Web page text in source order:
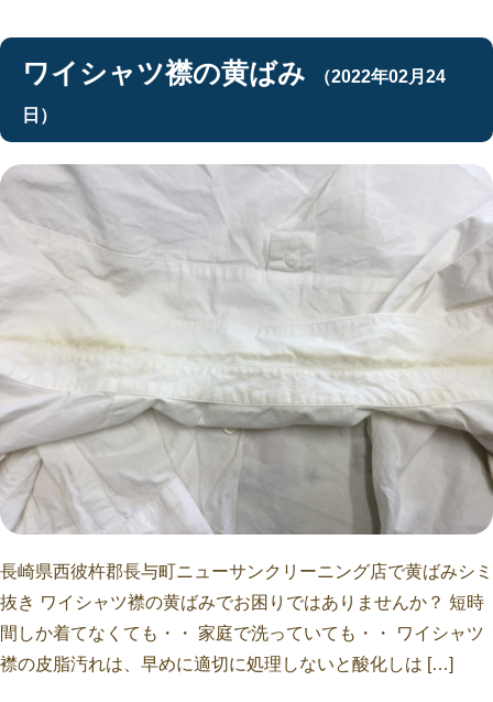
ワイシャツ襟の黄ばみ （2022年02月24
日）
長崎県西彼杵郡長与町ニューサンクリーニング店で黄ばみシミ
抜き ワイシャツ襟の黄ばみでお困りではありませんか？ 短時
間しか着てなくても・・ 家庭で洗っていても・・ ワイシャツ
襟の皮脂汚れは、早めに適切に処理しないと酸化しは […]